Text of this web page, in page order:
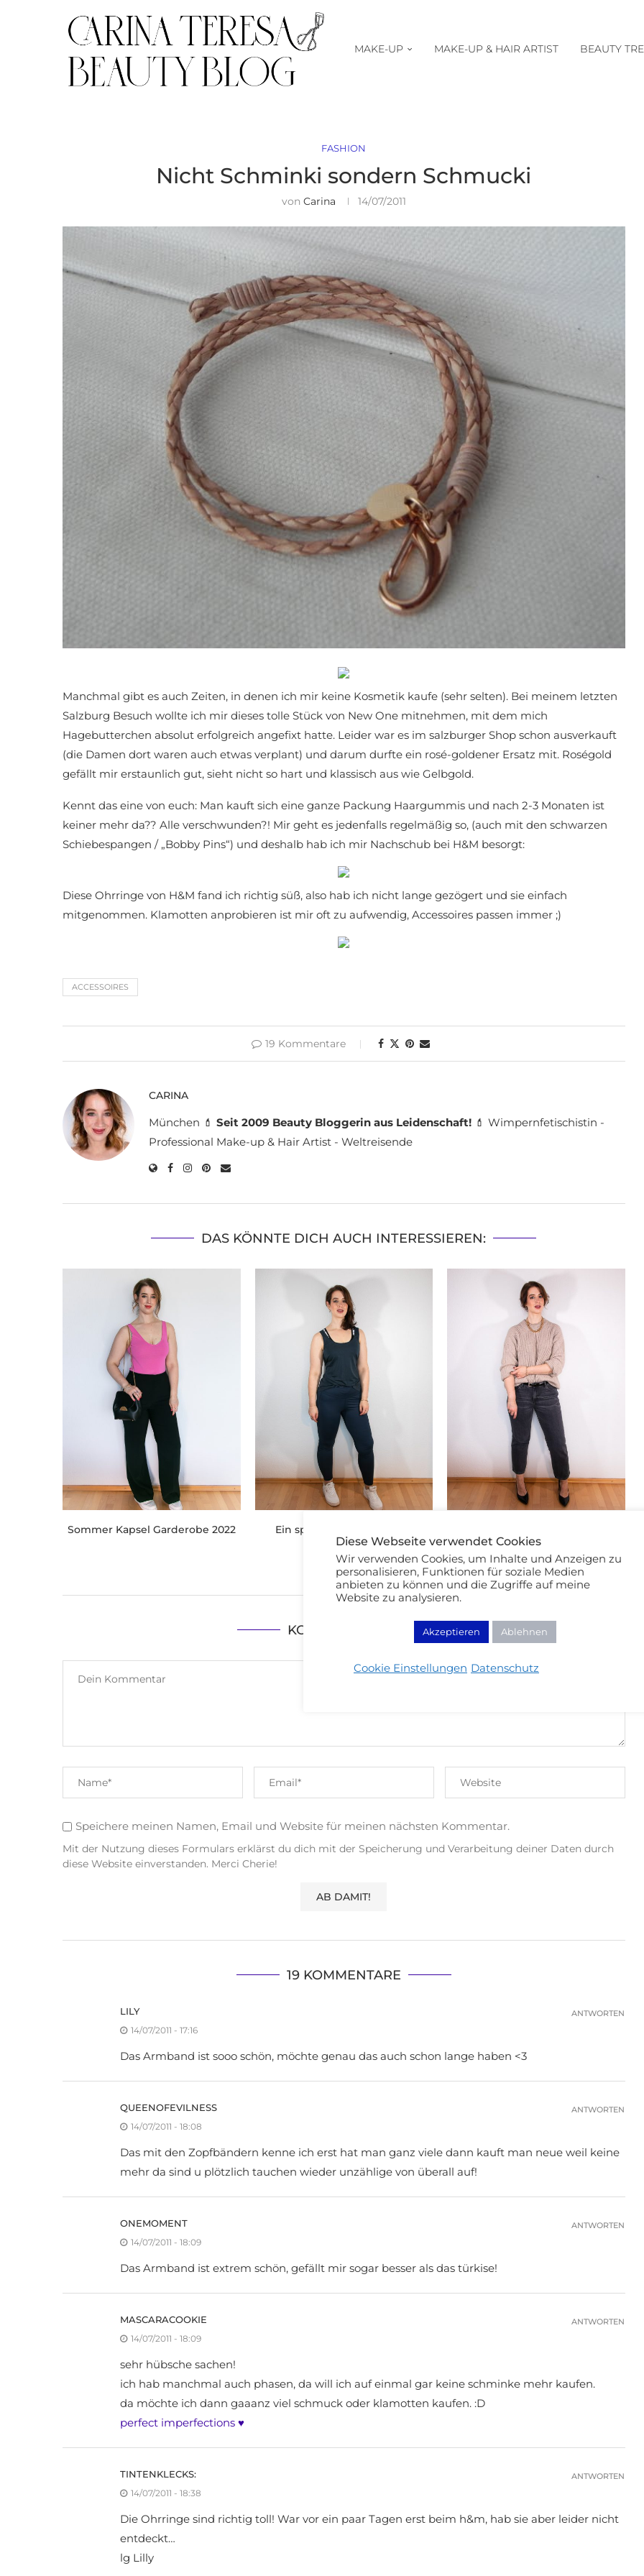
MAKE-UP MAKE-UP & HAIR ARTIST BEAUTY
FASHION
Nicht Schminki sondern Schmucki
von Carina 14/07/2011
Manchmal gibt es auch Zeiten, in denen ich mir keine Kosmetik kaufe (sehr selten). Bei meinem letzten
Salzburg Besuch wollte ich mir dieses tolle Stück von New One mitnehmen, mit dem mich
Hagebutterchen absolut erfolgreich angefixt hatte. Leider war es im salzburger Shop schon ausverkauft
(die Damen dort waren auch etwas verplant) und darum durfte ein rosé-goldener Ersatz mit. Roségold
gefällt mir erstaunlich gut, sieht nicht so hart und klassisch aus wie Gelbgold.
Kennt das eine von euch: Man kauft sich eine ganze Packung Haargummis und nach 2-3 Monaten ist
keiner mehr da?? Alle verschwunden?! Mir geht es jedenfalls regelmäßig so, (auch mit den schwarzen
Schiebespangen / „Bobby Pins“) und deshalb hab ich mir Nachschub bei H&M besorgt:
Diese Ohrringe von H&M fand ich richtig süß, also hab ich nicht lange gezögert und sie einfach
mitgenommen. Klamotten anprobieren ist mir oft zu aufwendig, Accessoires passen immer ;)
ACCESSOIRES
19 Kommentare
CARINA
München 💄 Seit 2009 Beauty Bloggerin aus Leidenschaft! 💄 Wimpernfetischistin -
Professional Make-up & Hair Artist - Weltreisende
DAS KÖNNTE DICH AUCH INTERESSIEREN:
Sommer Kapsel Garderobe 2022 Ein sportlicher Neuanfang
Inspiration
KOMMENTIEREN
Speichere meinen Namen, Email und Website für meinen nächsten Kommentar.
Mit der Nutzung dieses Formulars erklärst du dich mit der Speicherung und Verarbeitung deiner Daten durch
diese Website einverstanden. Merci Cherie!
19 KOMMENTARE
LILY
14/07/2011 - 17:16
Das Armband ist sooo schön, möchte genau das auch schon lange haben <3
ANTWORTEN
QUEENOFEVILNESS
14/07/2011 - 18:08
Das mit den Zopfbändern kenne ich erst hat man ganz viele dann kauft man neue weil keine
mehr da sind u plötzlich tauchen wieder unzählige von überall auf!
ANTWORTEN
ONEMOMENT
14/07/2011 - 18:09
Das Armband ist extrem schön, gefällt mir sogar besser als das türkise!
ANTWORTEN
MASCARACOOKIE
14/07/2011 - 18:09
sehr hübsche sachen!
ich hab manchmal auch phasen, da will ich auf einmal gar keine schminke mehr kaufen.
da möchte ich dann gaaanz viel schmuck oder klamotten kaufen. :D
perfect imperfections ♥
ANTWORTEN
TINTENKLECKS:
14/07/2011 - 18:38
Die Ohrringe sind richtig toll! War vor ein paar Tagen erst beim h&m, hab sie aber leider nicht
entdeckt…
lg Lilly
ANTWORTEN
Diese Webseite verwendet Cookies
Wir verwenden Cookies, um Inhalte und Anzeigen zu
personalisieren, Funktionen für soziale Medien
anbieten zu können und die Zugriffe auf meine
Website zu analysieren.
Akzeptieren Ablehnen
Cookie Einstellungen Datenschutz